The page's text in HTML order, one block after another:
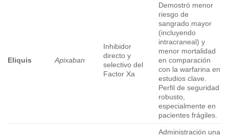
Eliquis Apixaban
Inhibidor
directo y
selectivo del
Factor Xa
Demostró menor
riesgo de
sangrado mayor
(incluyendo
intracraneal) y
menor mortalidad
en comparación
con la warfarina en
estudios clave.
Perfil de seguridad
robusto,
especialmente en
pacientes frágiles.
Administración una